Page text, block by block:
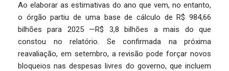
Ao elaborar as estimativas do ano que vem, no entanto,
o órgão partiu de uma base de cálculo de R$ 984,66
bilhões para 2025 —R$ 3,8 bilhões a mais do que
constou no relatório. Se confirmada na próxima
reavaliação, em setembro, a revisão pode forçar novos
bloqueios nas despesas livres do governo, que incluem